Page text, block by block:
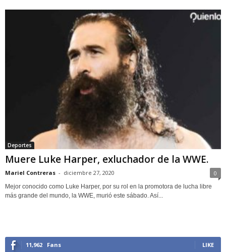
Deportes
Muere Luke Harper, exluchador de la WWE.
Mariel Contreras - diciembre 27, 2020 0
Mejor conocido como Luke Harper, por su rol en la promotora de lucha libre
más grande del mundo, la WWE, murió este sábado. Así...
11,962 Fans LIKE